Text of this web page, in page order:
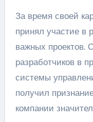
За время своей
принял участие в
важных
разработчиков в
системы
получил
компании